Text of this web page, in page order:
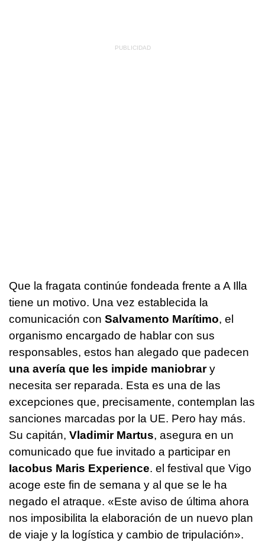
Que la fragata continúe fondeada frente a A Illa
tiene un motivo. Una vez establecida la
comunicación con Salvamento Marítimo, el
organismo encargado de hablar con sus
responsables, estos han alegado que padecen
una avería que les impide maniobrary
necesita ser reparada. Esta es una de las
excepciones que, precisamente, contemplan las
sanciones marcadas por la UE. Pero hay más.
Su capitán, Vladimir Martus, asegura en un
comunicado que fue invitado a participar en
Iacobus Maris Experience. el festival que Vigo
acoge este fin de semana y al que se le ha
negado el atraque. «Este aviso de última ahora
nos imposibilita la elaboración de un nuevo plan
de viaje y la logística y cambio de tripulación».